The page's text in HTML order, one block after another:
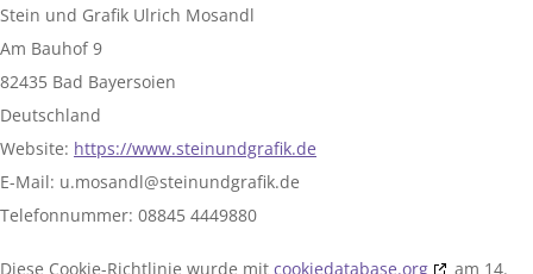
Stein und Grafik Ulrich Mosandl
Am Bauhof 9
82435 Bad Bayersoien
Deutschland
Website: https://www.steinundgrafik.de
E-Mail: ed.kifargdnuniets@ldnasom.u
Telefonnummer: 08845 4449880
Diese Cookie-Richtlinie wurde mit cookiedatabase.org
am 14.